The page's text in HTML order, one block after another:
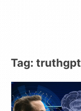
漫
二
Tag: truthgpt